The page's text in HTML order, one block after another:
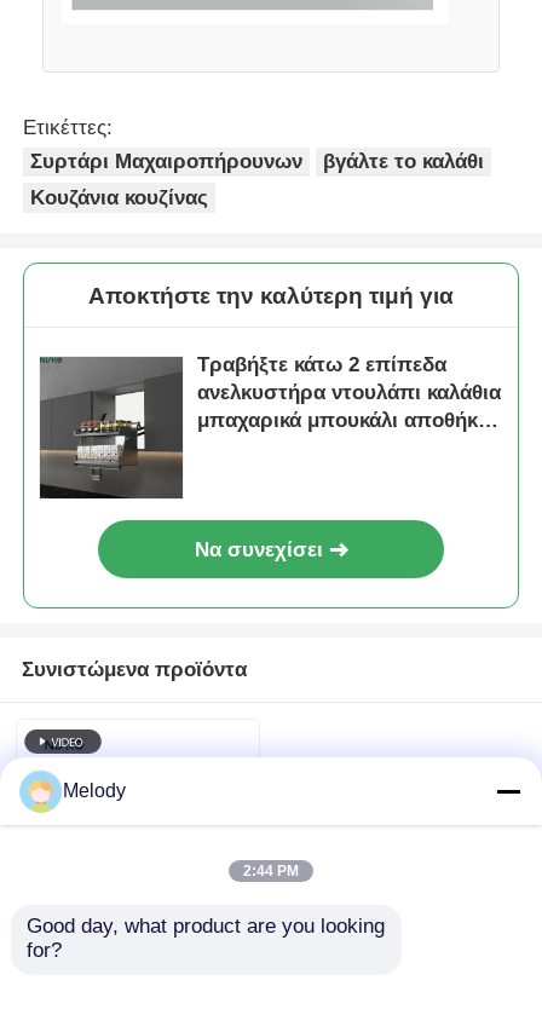
Ετικέττες:
Συρτάρι Μαχαιροπήρουνων
βγάλτε το καλάθι
Κουζάνια κουζίνας
Αποκτήστε την καλύτερη τιμή για
Τραβήξτε κάτω 2 επίπεδα
ανελκυστήρα ντουλάπι καλάθια
μπαχαρικά μπουκάλι αποθήκη
Να συνεχίσει
Συνιστώμενα προϊόντα
Melody
2:44 PM
Good day, what product are you looking
for?